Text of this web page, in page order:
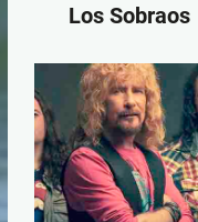
Los Sobraos